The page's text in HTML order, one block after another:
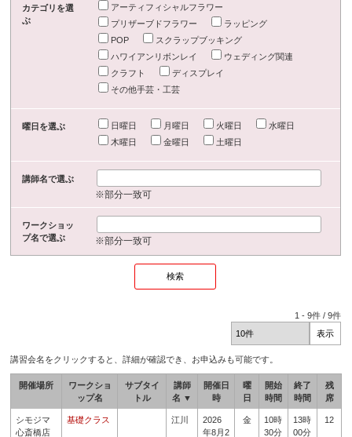
カテゴリを選
ぶ
アーティフィシャルフラワー
プリザーブドフラワー
ラッピング
POP
スクラップブッキング
ハワイアンリボンレイ
ウェディング関連
クラフト
ディスプレイ
その他手芸・工芸
曜日を選ぶ 日曜日 月曜日 火曜日
水曜日
木曜日
金曜日 土曜日
講師名で選ぶ
※部分一致可
ワークショッ
プ名で選ぶ
※部分一致可
1 -9件 /9件
講習会名をクリックすると、詳細が確認でき、お申込みも可能です。
開催場所
ワークショ
ップ名
サブタイ
トル
講師
名 ▼
開催日
時
曜
日
開始
時間
終了
時間
残
席
シモジマ
心斎橋店
基礎クラス 江川
2026
年8月2
金
10時
30分
13時
00分
12